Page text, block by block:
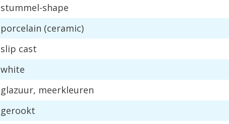
stummel-shape
porcelain (ceramic)
slip cast
white
glazuur, meerkleuren
gerookt